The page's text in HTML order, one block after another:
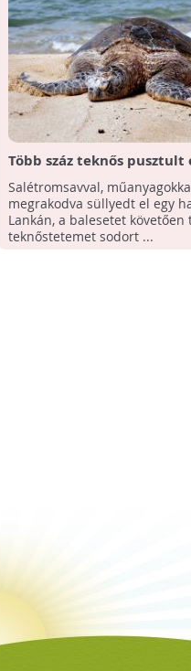
Több száz teknős pusztult
hajóbeleset miatt
Salétromsavval,
megrakodva süllyedt el egy
Lankán, a balesetet követően
teknőstetemet sodort ...